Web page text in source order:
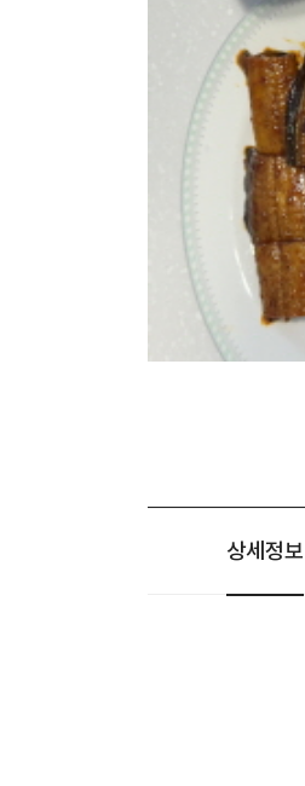
상세정보